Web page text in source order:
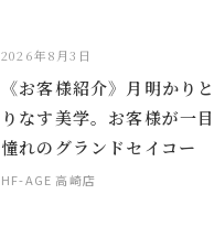
2026年8月3日
《お客様紹介》月明かり
りなす美学。お客様が一
憧れのグランドセイコー
HF-AGE 高崎店